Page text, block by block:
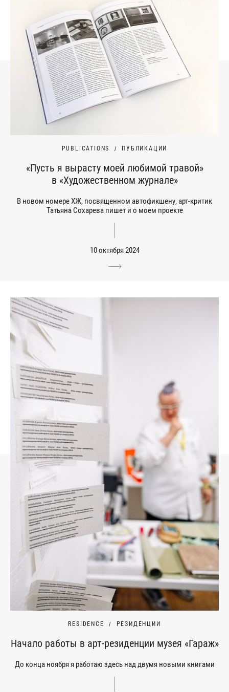
PUBLICATIONS ПУБЛИКАЦИИ
«Пусть я вырасту моей любимой травой»
в «Художественном журнале»
В новом номере ХЖ, посвященном автофикшену, арт-критик
Татьяна Сохарева пишет и о моем проекте
10 октября 2024
RESIDENCE РЕЗИДЕНЦИИ
Начало работы в арт-резиденции музея «Гараж»
До конца ноября я работаю здесь над двумя новыми книгами